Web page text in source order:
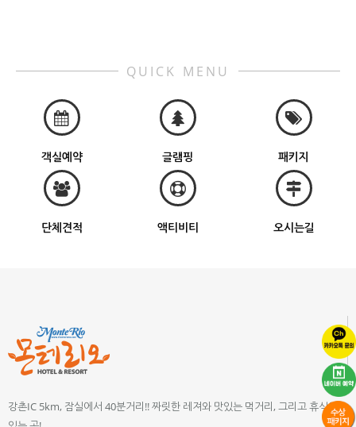
QUICK MENU
객실예약 글램핑 패키지
단체견적 액티비티 오시는길
강촌IC 5km, 잠실에서 40분거리!! 짜릿한 레져와 맛있는 먹거리, 그리고 휴식이